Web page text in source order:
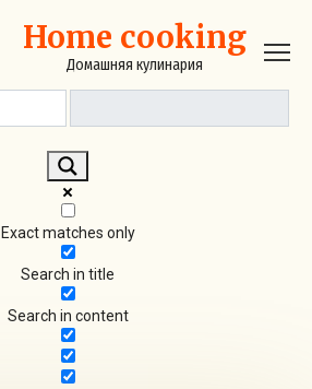
Home cooking
Домашняя кулинария
Exact matches only
Search in title
Search in content